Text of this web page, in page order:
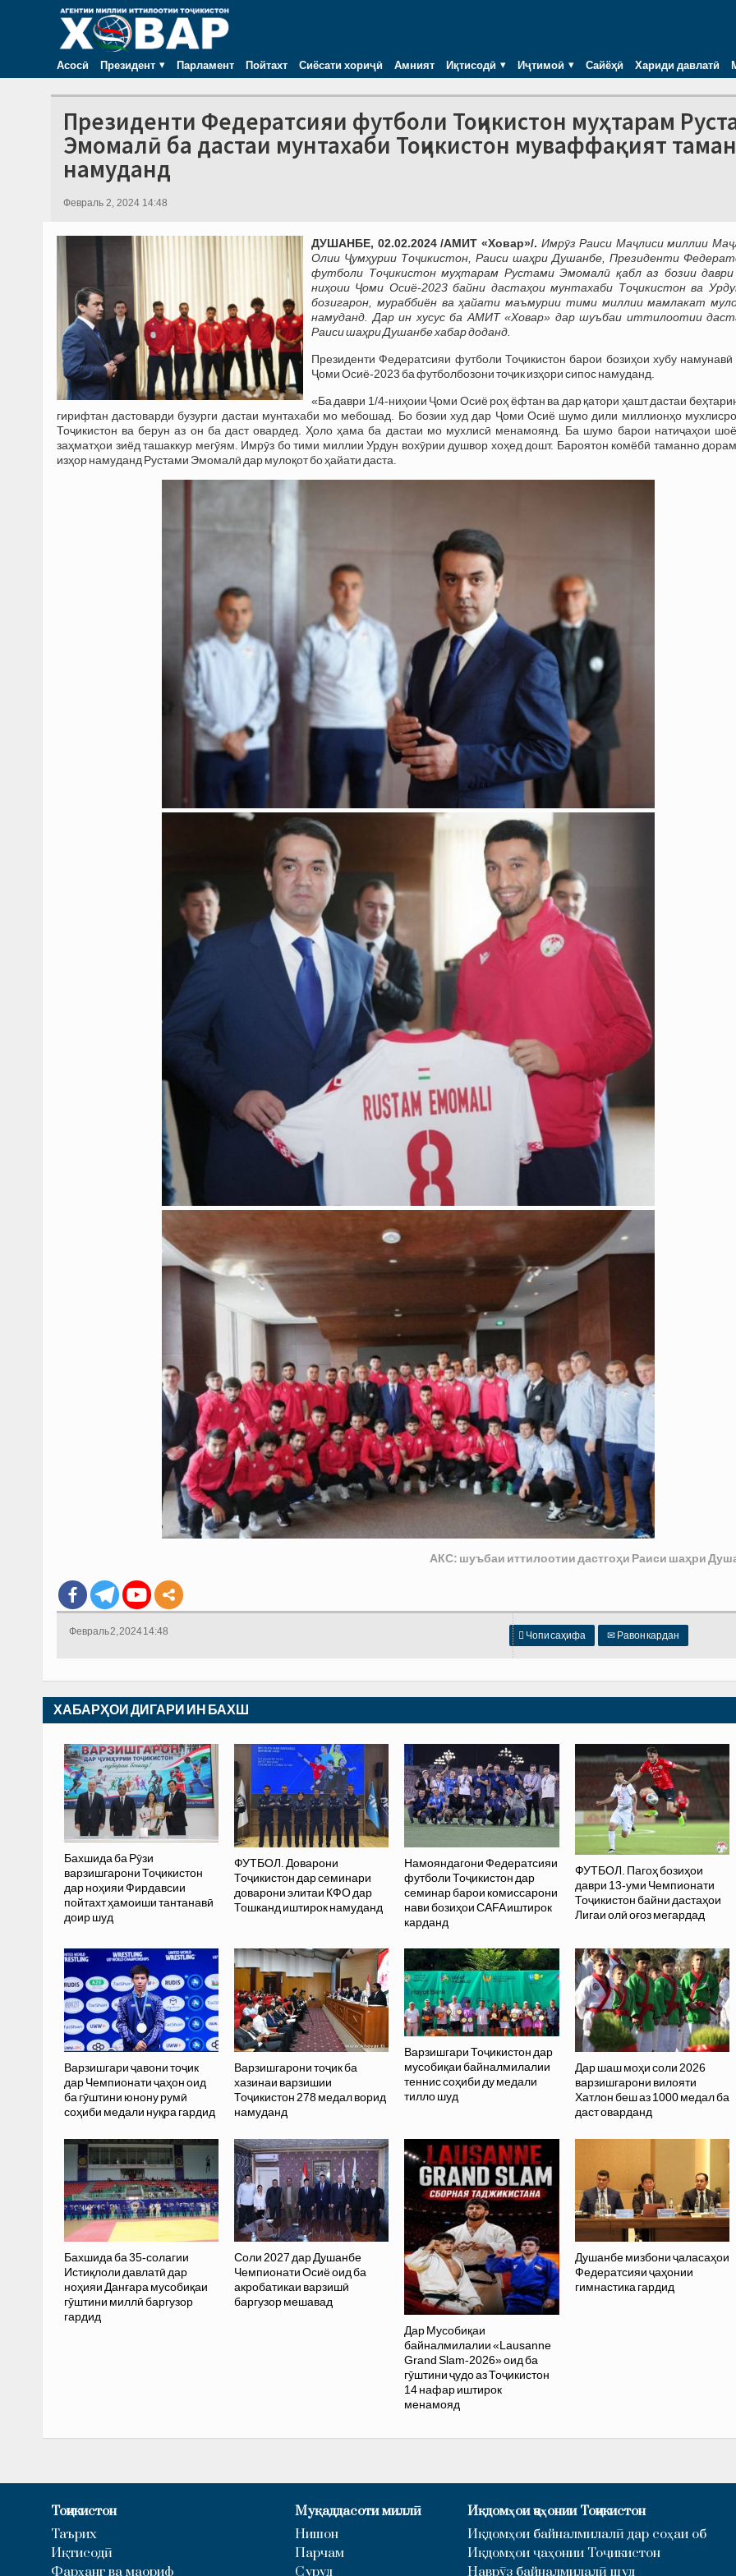
Асосӣ Президент Парламент Пойтахт Сиёсати хориҷӣ Амният Иқтисодӣ Иҷтимоӣ Сайёҳӣ Хариди давлатӣ
Президенти Федератсияи футболи Тоҷикистон муҳтарам
Эмомалӣ ба дастаи мунтахаби Тоҷикистон муваффақият
намуданд
Февраль 2, 2024 14:48
ДУШАНБЕ, 02.02.2024 /АМИТ «Ховар»/. Имрӯз Раиси Маҷлиси миллии
Олии Ҷумҳурии Тоҷикистон, Раиси шаҳри Душанбе, Президенти
футболи Тоҷикистон муҳтарам Рустами Эмомалӣ қабл аз бозии
ниҳоии Ҷоми Осиё-2023 байни дастаҳои мунтахаби Тоҷикистон ва
бозигарон, мураббиён ва ҳайати маъмурии тими миллии мамлакат
намуданд. Дар ин хусус ба АМИТ «Ховар» дар шуъбаи иттилоотии
Раиси шаҳри Душанбе хабар доданд.
Президенти Федератсияи футболи Тоҷикистон барои бозиҳои хубу
Ҷоми Осиё-2023 ба футболбозони тоҷик изҳори сипос намуданд.
«Ба даври 1/4-ниҳоии Ҷоми Осиё роҳ ёфтан ва дар қатори ҳашт дастаи
гирифтан дастоварди бузурги дастаи мунтахаби мо мебошад. Бо бозии худ дар Ҷоми Осиё шумо дили миллионҳо
Тоҷикистон ва берун аз он ба даст овардед. Ҳоло ҳама ба дастаи мо мухлисӣ менамоянд. Ба шумо барои натиҷаҳои
заҳматҳои зиёд ташаккур мегӯям. Имрӯз бо тими миллии Урдун вохӯрии душвор хоҳед дошт. Бароятон комёбӣ таманно
изҳор намуданд Рустами Эмомалӣ дар мулоқот бо ҳайати даста.
АКС: шуъбаи иттилоотии дастгоҳи Раиси шаҳри
 Чопи саҳифа ✉ Равон кардан
Февраль 2, 2024 14:48
ХАБАРҲОИ ДИГАРИ ИН БАХШ
Бахшида ба Рӯзи
варзишгарони Тоҷикистон
дар ноҳияи Фирдавсии
пойтахт ҳамоиши тантанавӣ
доир шуд
ФУТБОЛ. Доварони
Тоҷикистон дар семинари
доварони элитаи КФО дар
Тошканд иштирок намуданд
Намояндагони Федератсияи
футболи Тоҷикистон дар
семинар барои комиссарони
нави бозиҳои CAFA иштирок
карданд
ФУТБОЛ. Пагоҳ бозиҳои
даври 13-уми Чемпионати
Тоҷикистон байни дастаҳои
Лигаи олӣ оғоз мегардад
Варзишгари ҷавони тоҷик
дар Чемпионати ҷаҳон оид
ба гӯштини юнону румӣ
соҳиби медали нуқра гардид
Варзишгарони тоҷик ба
хазинаи варзишии
Тоҷикистон 278 медал ворид
намуданд
Варзишгари Тоҷикистон дар
мусобиқаи байналмилалии
теннис соҳиби ду медали
тилло шуд
Дар шаш моҳи соли 2026
варзишгарони вилояти
Хатлон беш аз 1000 медал ба
даст оварданд
Бахшида ба 35-солагии
Истиқлоли давлатӣ дар
ноҳияи Данғара мусобиқаи
гӯштини миллӣ баргузор
гардид
Соли 2027 дар Душанбе
Чемпионати Осиё оид ба
акробатикаи варзишӣ
баргузор мешавад
Дар Мусобиқаи
байналмилалии «Lausanne
Grand Slam-2026» оид ба
гӯштини ҷудо аз Тоҷикистон
14 нафар иштирок
менамояд
Душанбе мизбони ҷаласаҳои
Федератсияи ҷаҳонии
гимнастика гардид
Тоҷикистон
Таърих
Иқтисодӣ
Фарҳанг ва маориф
Муқаддасоти миллӣ
Нишон
Парчам
Суруд
Иқдомҳои ҷаҳонии Тоҷикистон
Иқдомҳои байналмилалӣ дар соҳаи об
Иқдомҳои ҷаҳонии Тоҷикистон
Наврӯз байналмилалӣ шуд